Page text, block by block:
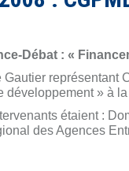
Débat : «
Gautier représentant
développement » à
étaient :
des Agences